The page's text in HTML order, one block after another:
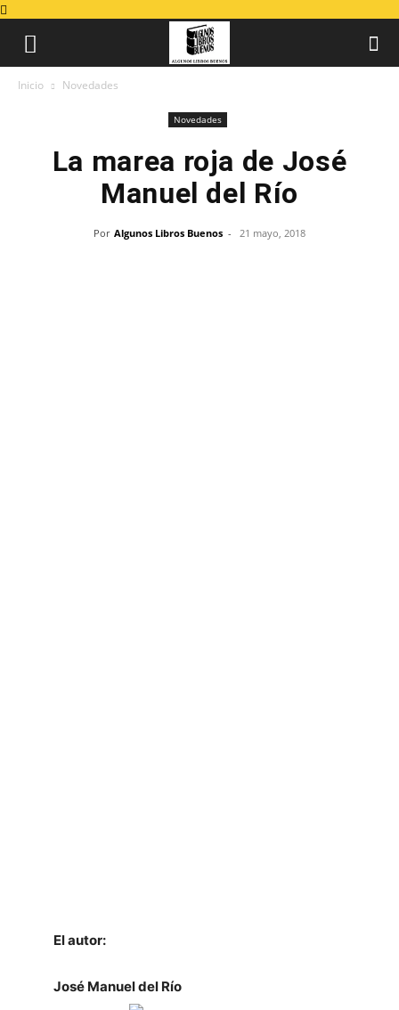
Inicio Novedades
Novedades
La marea roja de José
Manuel del Río
Por Algunos Libros Buenos - 21 mayo, 2018
El autor:
José Manuel del Río